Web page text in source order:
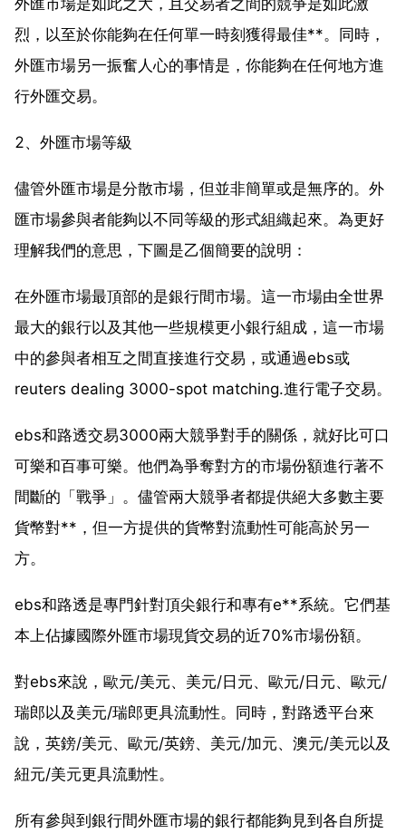
烈，以至於你能夠在任何單一時刻獲得最佳**。同時，
外匯市場另一振奮人心的事情是，你能夠在任何地方進
行外匯交易。
2、外匯市場等級
儘管外匯市場是分散市場，但並非簡單或是無序的。外
匯市場參與者能夠以不同等級的形式組織起來。為更好
理解我們的意思，下圖是乙個簡要的說明：
在外匯市場最頂部的是銀行間市場。這一市場由全世界
最大的銀行以及其他一些規模更小銀行組成，這一市場
中的參與者相互之間直接進行交易，或通過ebs或
reuters dealing 3000-spot matching.進行電子交易。
ebs和路透交易3000兩大競爭對手的關係，就好比可口
可樂和百事可樂。他們為爭奪對方的市場份額進行著不
間斷的「戰爭」。儘管兩大競爭者都提供絕大多數主要
貨幣對**，但一方提供的貨幣對流動性可能高於另一
方。
ebs和路透是專門針對頂尖銀行和專有e**系統。它們基
本上佔據國際外匯市場現貨交易的近70%市場份額。
對ebs來說，歐元/美元、美元/日元、歐元/日元、歐元/
瑞郎以及美元/瑞郎更具流動性。同時，對路透平台來
說，英鎊/美元、歐元/英鎊、美元/加元、澳元/美元以及
紐元/美元更具流動性。
所有參與到銀行間外匯市場的銀行都能夠見到各自所提